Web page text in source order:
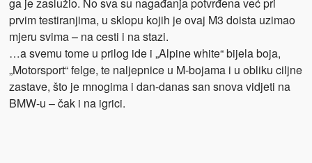
ga je zaslužio. No sva su nagađanja potvrđena već pri
prvim testiranjima, u sklopu kojih je ovaj M3 doista uzimao
mjeru svima – na cesti i na stazi.
…a svemu tome u prilog ide i „Alpine white“ bijela boja,
„Motorsport“ felge, te naljepnice u M-bojama i u obliku ciljne
zastave, što je mnogima i dan-danas san snova vidjeti na
BMW-u – čak i na igrici.